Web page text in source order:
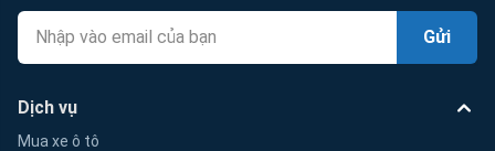
Gửi
Dịch vụ
Mua xe ô tô